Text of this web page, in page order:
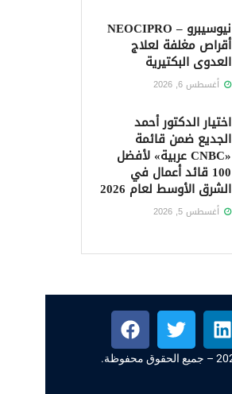
نيوسيبرو – NEOCIPRO
أقراص مغلفة لعلاج
العدوى البكتيرية
أغسطس 6, 2026
اختيار الدكتور أحمد
الجديع ضمن قائمة
«CNBC عربية» لأفضل
100 قائد أعمال في
الشرق الأوسط لعام 2026
أغسطس 5, 2026